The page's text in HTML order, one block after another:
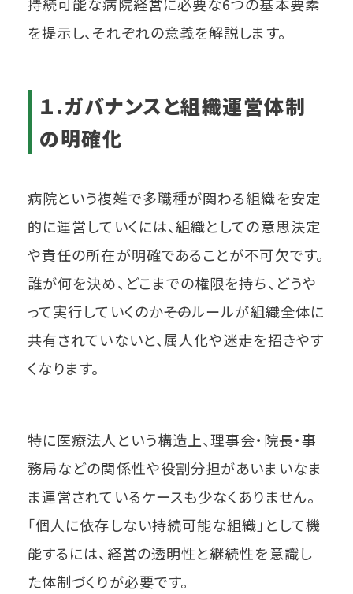
持続可能な病院経営に必要な6つの基本要素
を提示し、それぞれの意義を解説します。
１.ガバナンスと組織運営体制
の明確化
病院という複雑で多職種が関わる組織を安定
的に運営していくには、組織としての意思決定
や責任の所在が明確であることが不可欠です。
誰が何を決め、どこまでの権限を持ち、どうや
って実行していくのか――そのルールが組織全体に
共有されていないと、属人化や迷走を招きやす
くなります。
特に医療法人という構造上、理事会・院長・事
務局などの関係性や役割分担があいまいなま
ま運営されているケースも少なくありません。
「個人に依存しない持続可能な組織」として機
能するには、経営の透明性と継続性を意識し
た体制づくりが必要です。